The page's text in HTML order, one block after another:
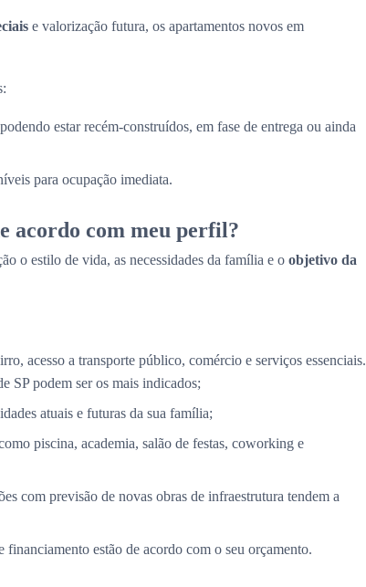
e valorização futura, os apartamentos novos em
estar recém-construídos, em fase de entrega ou ainda
para ocupação imediata.
acordo com meu perfil?
o estilo de vida, as necessidades da família e o objetivo da
acesso a transporte público, comércio e serviços essenciais.
SP podem ser os mais indicados;
atuais e futuras da sua família;
piscina, academia, salão de festas, coworking e
com previsão de novas obras de infraestrutura tendem a
financiamento estão de acordo com o seu orçamento.